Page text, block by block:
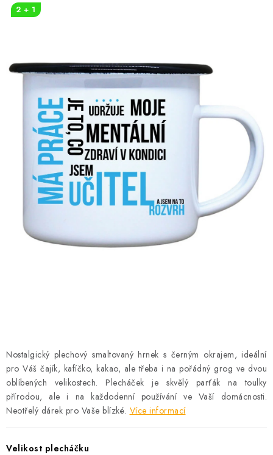
VLASTNÍ MOTIV
MIKINY
OKAMŽITĚ K ODBĚRU
MÁM SRDCE POMÁHÁM
VÁNOCE
PROVIZNÍ SYSTÉM
Nostalgický plechový smaltovaný hrnek s černým okrajem, ideální
pro Váš čajík, kafíčko, kakao, ale třeba i na pořádný grog ve dvou
oblíbených velikostech. Plecháček je skvělý parťák na toulky
přírodou, ale i na každodenní používání ve Vaší domácnosti.
Neotřelý dárek pro Vaše blízké. Více informací
Velikost plecháčku
2 + 1